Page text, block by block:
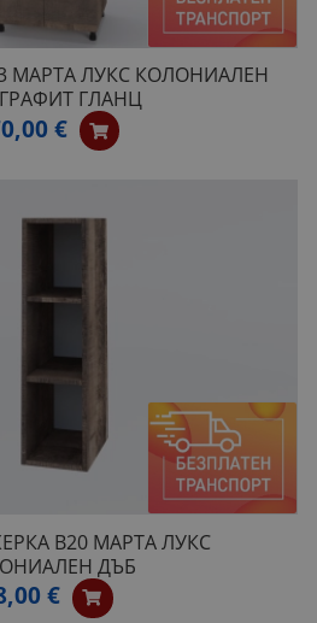
МАРТА ЛУКС КОЛОНИАЛЕН
ГЛАНЦ
€
B20 МАРТА ЛУКС
ДЪБ
€